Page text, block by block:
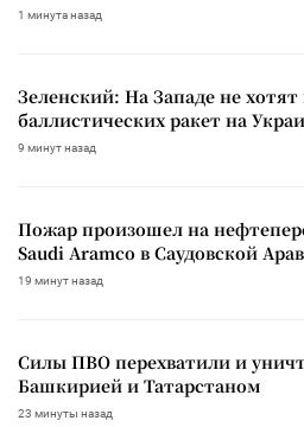
1 минута назад
Зеленский: На Западе не хотят
баллистических ракет на
9 минут назад
Пожар произошел на
Saudi Aramco в Саудовской
19 минут назад
Силы ПВО перехватили и
Башкирией и Татарстаном
23 минуты назад